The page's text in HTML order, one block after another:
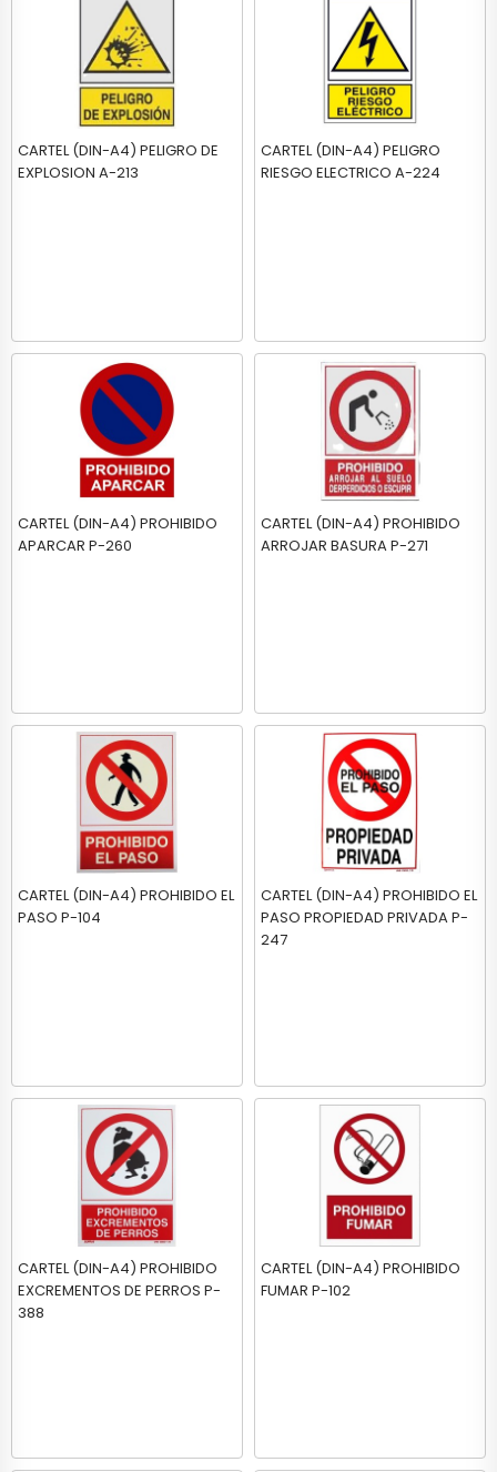
CARTEL (DIN-A4) PELIGRO DE
EXPLOSION A-213
CARTEL (DIN-A4) PELIGRO
RIESGO ELECTRICO A-224
CARTEL (DIN-A4) PROHIBIDO
APARCAR P-260
CARTEL (DIN-A4) PROHIBIDO
ARROJAR BASURA P-271
CARTEL (DIN-A4) PROHIBIDO EL
PASO P-104
CARTEL (DIN-A4) PROHIBIDO EL
PASO PROPIEDAD PRIVADA P-
247
CARTEL (DIN-A4) PROHIBIDO
EXCREMENTOS DE PERROS P-
388
CARTEL (DIN-A4) PROHIBIDO
FUMAR P-102